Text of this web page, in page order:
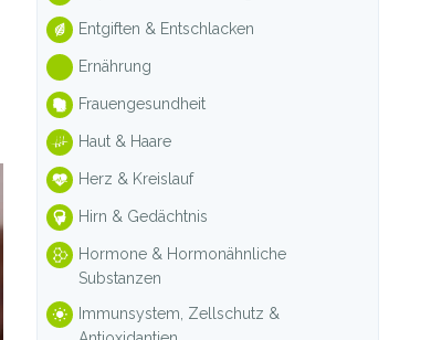
Entgiften & Entschlacken
Ernährung
Frauengesundheit
Haut & Haare
Herz & Kreislauf
Hirn & Gedächtnis
Hormone & Hormonähnliche
Substanzen
Immunsystem, Zellschutz &